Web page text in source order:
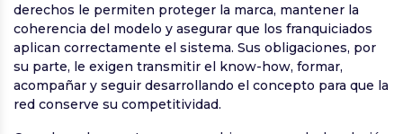
derechos le permiten proteger la marca, mantener la
coherencia del modelo y asegurar que los franquiciados
aplican correctamente el sistema. Sus obligaciones, por
su parte, le exigen transmitir el know-how, formar,
acompañar y seguir desarrollando el concepto para que la
red conserve su competitividad.